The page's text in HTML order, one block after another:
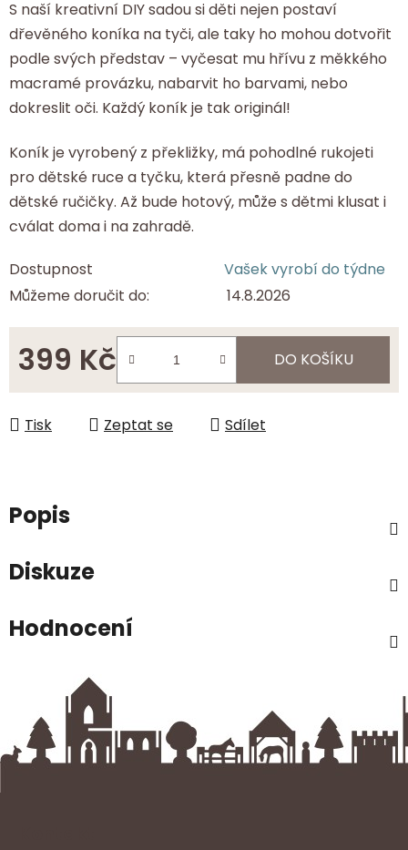
S naší kreativní DIY sadou si děti nejen postaví
dřevěného koníka na tyči, ale taky ho mohou dotvořit
podle svých představ – vyčesat mu hřívu z měkkého
macramé provázku, nabarvit ho barvami, nebo
dokreslit oči. Každý koník je tak originál!
Koník je vyrobený z překližky, má pohodlné rukojeti
pro dětské ruce a tyčku, která přesně padne do
dětské ručičky. Až bude hotový, může s dětmi klusat i
cválat doma i na zahradě.
Dostupnost
Vašek vyrobí do týdne
Můžeme doručit do:
14.8.2026
399 Kč
Měrná cena:
DO KOŠÍKU
Tisk Zeptat se Sdílet
Popis
Diskuze
Hodnocení